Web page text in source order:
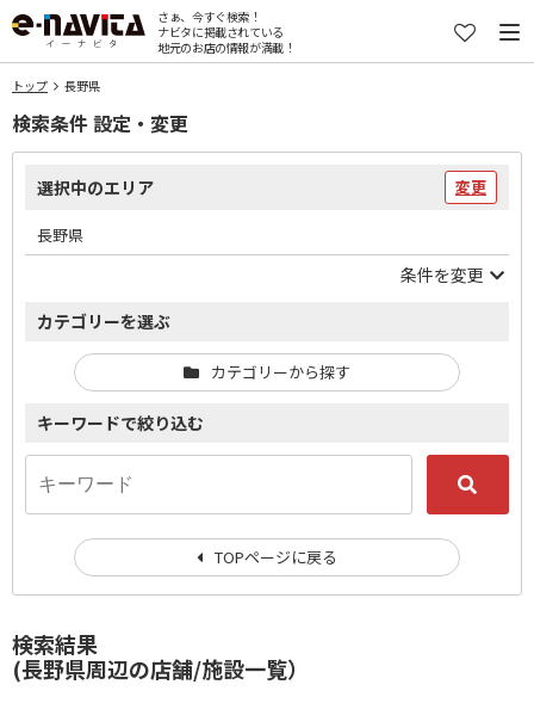
さぁ、今すぐ検索！
ナビタに掲載されている
地元のお店の情報が満載！
トップ 長野県
検索結果
(長野県周辺の店舗/施設一覧）
検索条件 設定・変更
選択中のエリア 変更
長野県
条件を変更
カテゴリーを選ぶ
カテゴリーから探す
キーワードで絞り込む
TOPページに戻る